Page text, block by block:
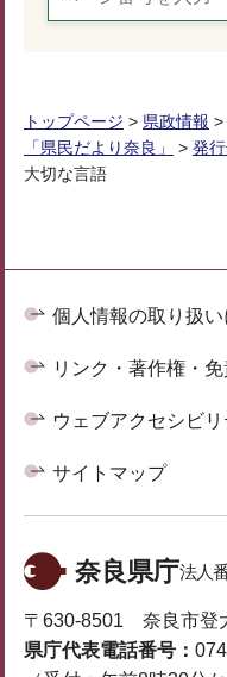
トップページ > 県政情報 >
「県民だより奈良」
> 発
大切な言語
個人情報の取り扱い
リンク・著作権・
ウェブアクセシビリ
サイトマップ
奈良県庁法人
〒630-8501 奈良市登
県庁代表電話番号：